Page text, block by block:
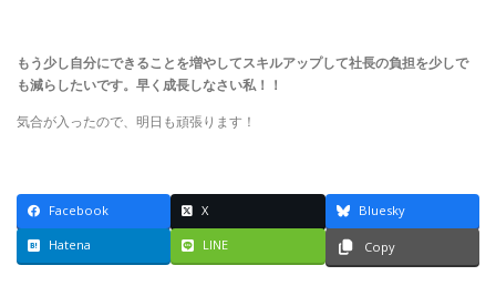
もう少し自分にできることを増やしてスキルアップして社長の負担を少しで
も減らしたいです。早く成長しなさい私！！
気合が入ったので、明日も頑張ります！
Facebook X Bluesky
Hatena LINE Copy